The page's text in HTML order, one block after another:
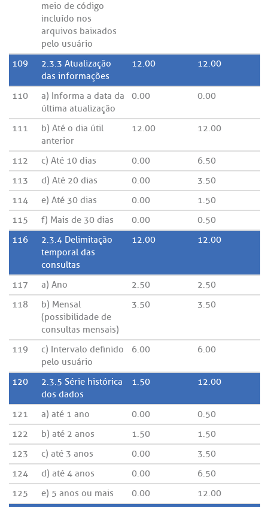
meio de código
incluído nos
arquivos baixados
pelo usuário
109
2.3.3 Atualização
das informações
12.00 12.00
110
a) Informa a data da
última atualização
0.00 0.00
111
b) Até o dia útil
anterior
12.00 12.00
112 c) Até 10 dias 0.00
6.50
113
d) Até 20 dias 0.00
3.50
114
e) Até 30 dias 0.00
1.50
115
f) Mais de 30 dias 0.00
0.50
116
2.3.4 Delimitação
temporal das
consultas
12.00 12.00
117 a) Ano 2.50
2.50
118
b) Mensal
(possibilidade de
consultas mensais)
3.50 3.50
119
c) Intervalo definido
pelo usuário
6.00 6.00
120
2.3.5 Série histórica
dos dados
1.50 12.00
121 a) até 1 ano 0.00
0.50
122
b) até 2 anos 1.50
1.50
123
c) até 3 anos 0.00
3.50
124
d) até 4 anos 0.00
6.50
125
e) 5 anos ou mais 0.00
12.00